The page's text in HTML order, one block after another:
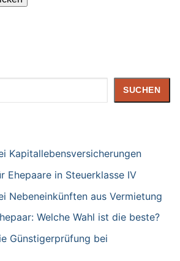
SUCHEN
Kapitallebensversicherungen
Ehepaare in Steuerklasse IV
Nebeneinkünften aus Vermietung
Welche Wahl ist die beste?
Günstigerprüfung bei